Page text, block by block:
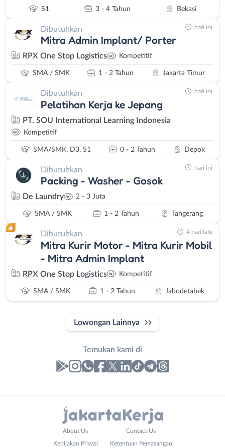
S1 3 - 4 Tahun Bekasi
Dibutuhkan
Mitra Admin Implant/ Porter
RPX One Stop Logistics Kompetitif
SMA / SMK 1 - 2 Tahun Jakarta Timur
hari ini
Dibutuhkan
Pelatihan Kerja ke Jepang
PT. SOU International Learning Indonesia
Kompetitif
SMA/SMK, D3, S1 0 - 2 Tahun Depok
hari ini
Dibutuhkan
Packing - Washer - Gosok
De Laundry 2 - 3 Juta
SMA / SMK 1 - 2 Tahun Tangerang
hari ini
Dibutuhkan
Mitra Kurir Motor - Mitra Kurir Mobil
- Mitra Admin Implant
RPX One Stop Logistics Kompetitif
SMA / SMK 1 - 2 Tahun Jabodetabek
4 hari lalu
Lowongan Lainnya
Temukan kami di
About Us Contact Us
Kebijakan Privasi Ketentuan Pemasangan